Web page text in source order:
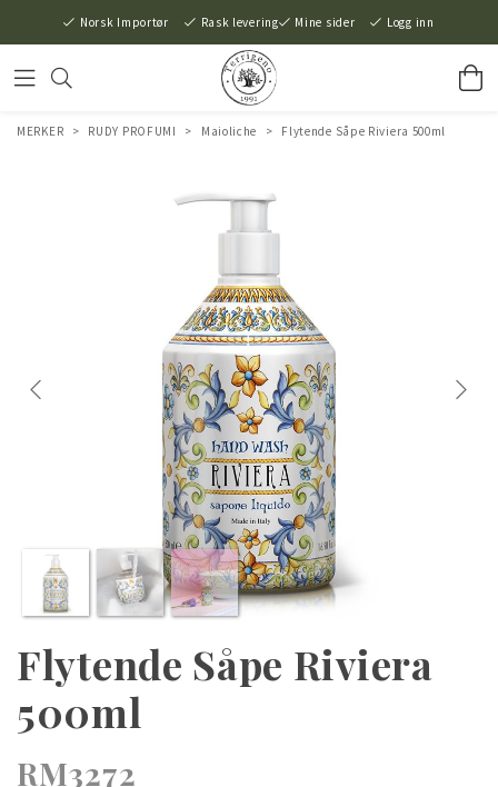
Norsk Importør Rask levering Mine sider Logg inn
MERKER > RUDY PROFUMI > Maioliche > Flytende Såpe Riviera 500ml
Flytende Såpe Riviera
500ml
RM3272